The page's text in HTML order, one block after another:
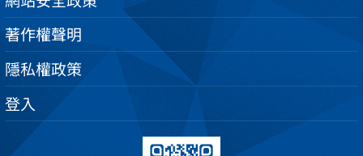
著作權聲明
隱私權政策
登入